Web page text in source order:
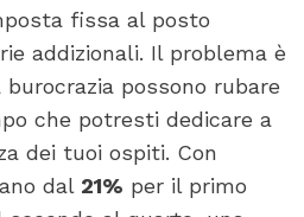
fissa al posto
addizionali. Il problema è
possono rubare
che potresti dedicare a
dei tuoi ospiti. Con
dal 21% per il primo